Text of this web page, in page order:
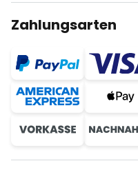
Zahlungsarten